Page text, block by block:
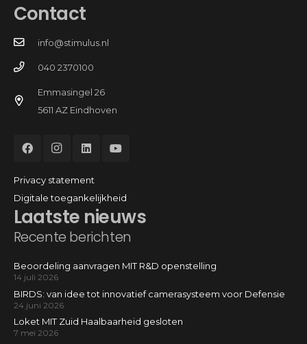
Laatste nieuws
Recente berichten
Beoordeling aanvragen MIT R&D openstelling
14 juli 2026
BIRDS: van idee tot innovatief camerasysteem voor Defensie
24 juni 2026
Loket MIT Zuid Haalbaarheid gesloten
7 mei 2026
Contact
info@stimulus.nl
040 2370100
Emmasingel 26
5611 AZ Eindhoven
Privacy statement
Digitale toegankelijkheid